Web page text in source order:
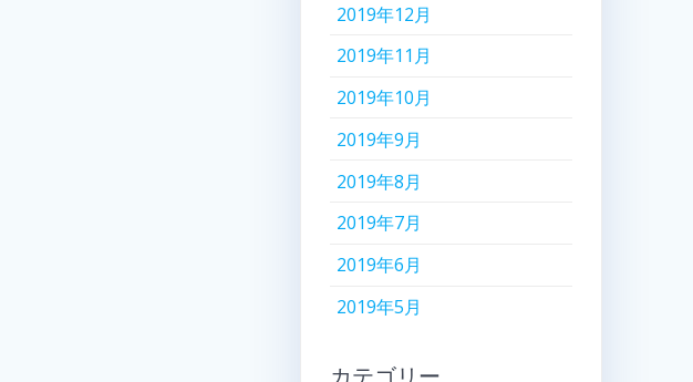
2019年12月
2019年11月
2019年10月
2019年9月
2019年8月
2019年7月
2019年6月
2019年5月
カテゴリー